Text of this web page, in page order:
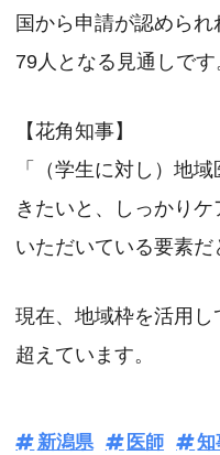
国から申請が認めら
79人となる見通しです
【花角知事】
「（学生に対し）地
きたいと、しっかり
いただいている要素だ
現在、地域枠を活用
超えています。
新潟県 医師 知